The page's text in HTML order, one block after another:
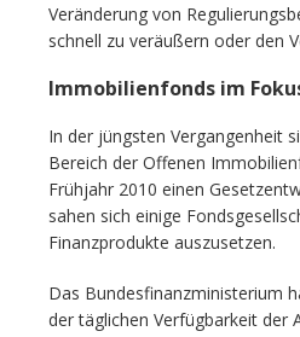
Veränderung von
schnell zu veräußern oder den
Immobilienfonds im
In der jüngsten Vergangenheit
Bereich der Offenen
Frühjahr 2010 einen
sahen sich einige
Finanzprodukte auszusetzen.
Das Bundesfinanzministerium
der täglichen Verfügbarkeit der